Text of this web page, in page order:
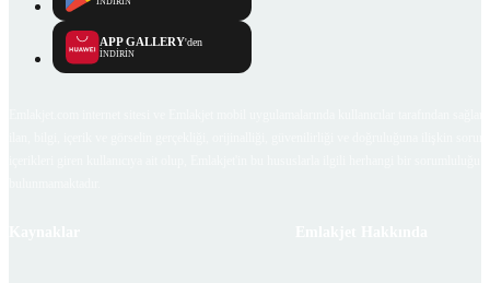
APP GALLERY'den
İNDİRİN